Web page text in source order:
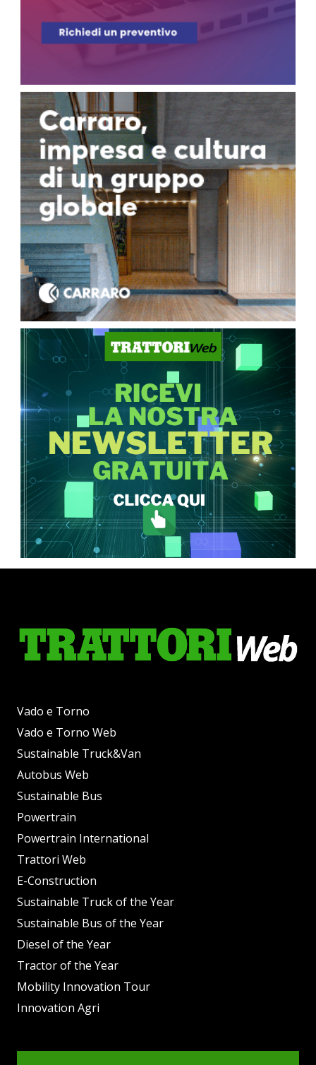
Vado e Torno
Vado e Torno Web
Sustainable Truck&Van
Autobus Web
Sustainable Bus
Powertrain
Powertrain International
Trattori Web
E-Construction
Sustainable Truck of the Year
Sustainable Bus of the Year
Diesel of the Year
Tractor of the Year
Mobility Innovation Tour
Innovation Agri